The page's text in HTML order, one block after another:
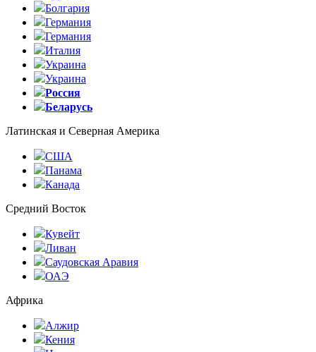
Болгария
Германия
Германия
Италия
Украина
Украина
Россия
Беларусь
Латинская и Северная Америка
США
Панама
Канада
Средний Восток
Кувейт
Ливан
Саудовская Аравия
ОАЭ
Африка
Алжир
Кения